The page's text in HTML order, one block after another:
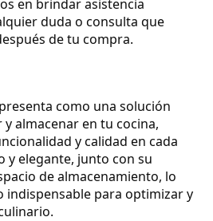
en brindar asistencia
duda o consulta que
de tu compra.
como una solución
almacenar en tu cocina,
y calidad en cada
y elegante, junto con su
de almacenamiento, lo
indispensable para optimizar y